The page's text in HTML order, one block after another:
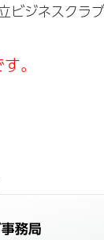
ビジネスクラ
。